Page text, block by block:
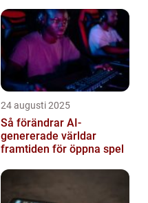
24 augusti 2025
Så förändrar AI-
genererade världar
framtiden för öppna spel